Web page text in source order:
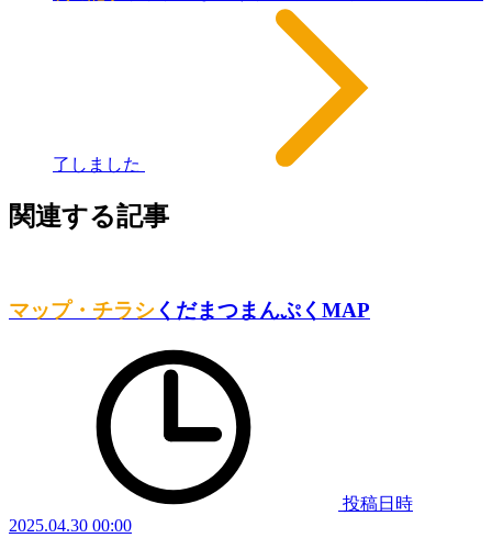
了しました
関連する記事
マップ・チラシ くだまつまんぷくMAP
投稿日時
2025.04.30 00:00